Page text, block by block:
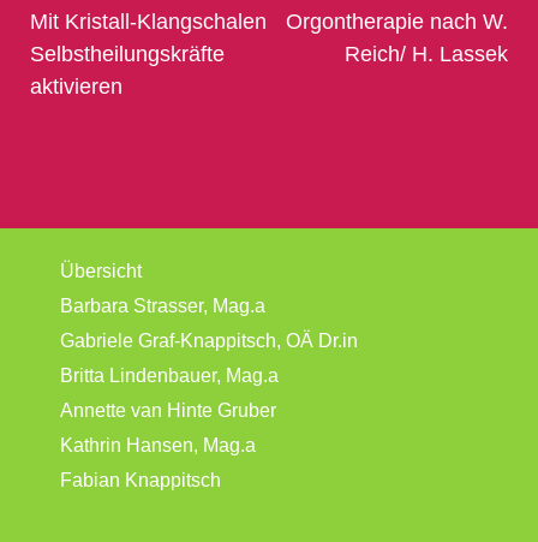
Mit Kristall-Klangschalen
Selbstheilungskräfte
aktivieren
Orgontherapie nach W.
Reich/ H. Lassek
Übersicht
Barbara Strasser, Mag.a
Gabriele Graf-Knappitsch, OÄ Dr.in
Britta Lindenbauer, Mag.a
Annette van Hinte Gruber
Kathrin Hansen, Mag.a
Fabian Knappitsch